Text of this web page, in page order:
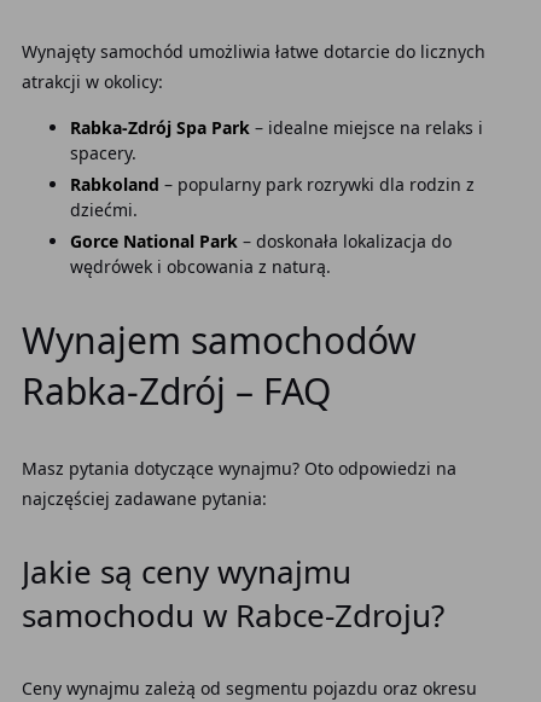
Wynajęty samochód umożliwia łatwe dotarcie do licznych
atrakcji w okolicy:
Rabka-Zdrój Spa Park– idealne miejsce na relaks i
spacery.
Rabkoland – popularny park rozrywki dla rodzin z
dziećmi.
Gorce National Park– doskonała lokalizacja do
wędrówek i obcowania z naturą.
Wynajem samochodów
Rabka-Zdrój – FAQ
Masz pytania dotyczące wynajmu? Oto odpowiedzi na
najczęściej zadawane pytania:
Jakie są ceny wynajmu
samochodu w Rabce-Zdroju?
Ceny wynajmu zależą od segmentu pojazdu oraz okresu